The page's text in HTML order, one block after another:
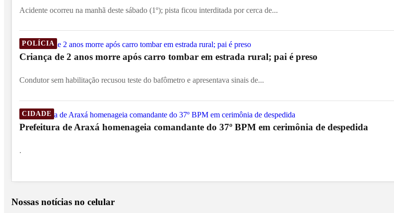
Acidente ocorreu na manhã deste sábado (1º); pista ficou interditada por cerca de...
POLÍCIA
Criança de 2 anos morre após carro tombar em estrada rural; pai é preso
Condutor sem habilitação recusou teste do bafômetro e apresentava sinais de...
CIDADE
Prefeitura de Araxá homenageia comandante do 37º BPM em cerimônia de despedida
.
Nossas notícias no celular